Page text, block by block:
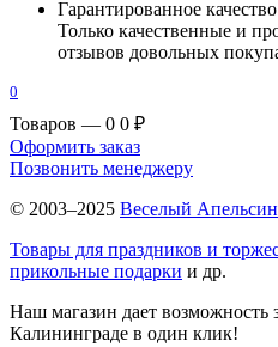
Гарантированное качество
Только качественные и
отзывов довольных
0
Товаров — 0 0 ₽
Оформить заказ
Позвонить менеджеру
© 2003–2025 Веселый Апельсин
Товары для праздников и
прикольные подарки и др.
Наш магазин дает возможность
Калининграде в один клик!